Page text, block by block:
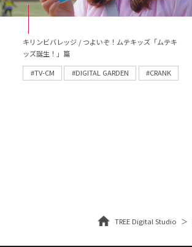
キリンビバレッジ / つよいぞ！ムテキッズ「ムテキ
ッズ誕生！」篇
#TV-CM
#DIGITAL GARDEN #CRANK
TREE Digital Studio